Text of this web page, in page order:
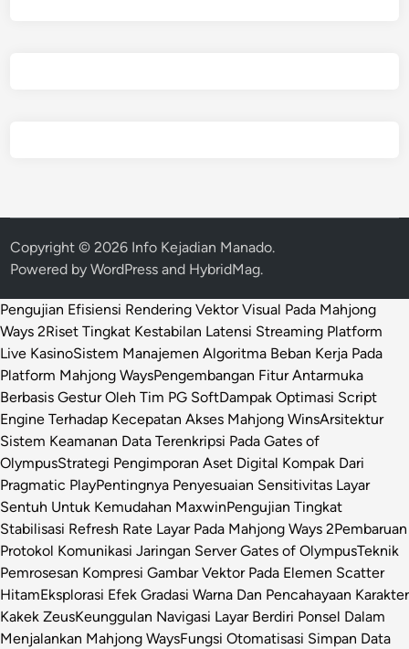
Copyright © 2026 Info Kejadian Manado.
Powered byWordPress and HybridMag.
Pengujian Efisiensi Rendering Vektor Visual Pada Mahjong
Ways 2Riset Tingkat Kestabilan Latensi Streaming Platform
Live KasinoSistem Manajemen Algoritma Beban Kerja Pada
Platform Mahjong WaysPengembangan Fitur Antarmuka
Berbasis Gestur Oleh Tim PG SoftDampak Optimasi Script
Engine Terhadap Kecepatan Akses Mahjong WinsArsitektur
Sistem Keamanan Data Terenkripsi Pada Gates of
OlympusStrategi Pengimporan Aset Digital Kompak Dari
Pragmatic PlayPentingnya Penyesuaian Sensitivitas Layar
Sentuh Untuk Kemudahan MaxwinPengujian Tingkat
Stabilisasi Refresh Rate Layar Pada Mahjong Ways 2Pembaruan
Protokol Komunikasi Jaringan Server Gates of OlympusTeknik
Pemrosesan Kompresi Gambar Vektor Pada Elemen Scatter
HitamEksplorasi Efek Gradasi Warna Dan Pencahayaan Karakter
Kakek ZeusKeunggulan Navigasi Layar Berdiri Ponsel Dalam
Menjalankan Mahjong WaysFungsi Otomatisasi Simpan Data